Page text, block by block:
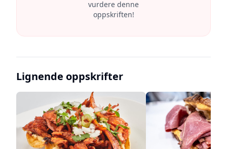
vurdere denne
oppskriften!
Lignende oppskrifter